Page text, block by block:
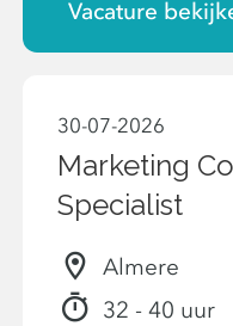
Vacature
30-07-2026
Marketing
Specialist
Almere
32 - 40 uur